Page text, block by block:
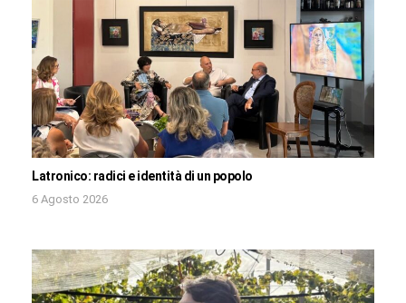
Latronico: radici e identità di un popolo
6 Agosto 2026